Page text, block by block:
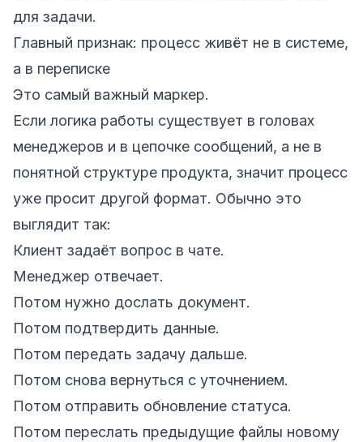
для задачи.
Главный признак: процесс живёт не в системе,
а в переписке
Это самый важный маркер.
Если логика работы существует в головах
менеджеров и в цепочке сообщений, а не в
понятной структуре продукта, значит процесс
уже просит другой формат. Обычно это
выглядит так:
Клиент задаёт вопрос в чате.
Менеджер отвечает.
Потом нужно дослать документ.
Потом подтвердить данные.
Потом передать задачу дальше.
Потом снова вернуться с уточнением.
Потом отправить обновление статуса.
Потом переслать предыдущие файлы новому